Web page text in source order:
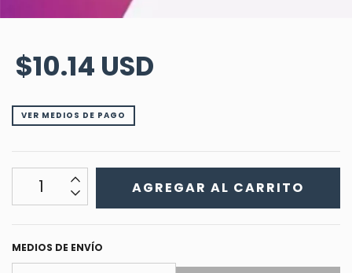
$10.14 USD
VER MEDIOS DE PAGO
MEDIOS DE ENVÍO